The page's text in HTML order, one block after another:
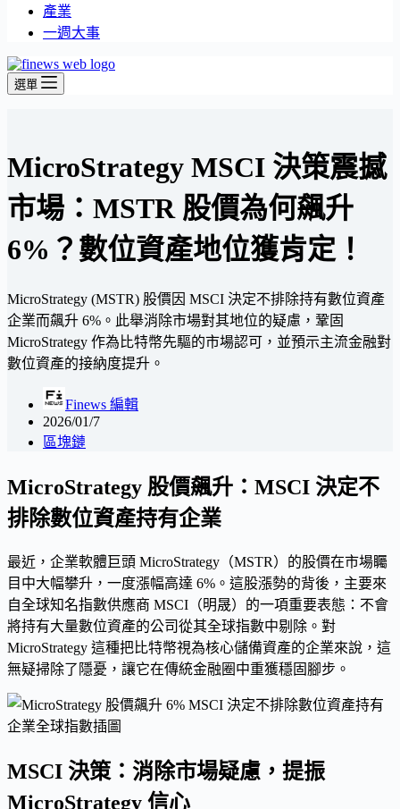
產業
一週大事
選單
MicroStrategy MSCI 決策震撼
市場：MSTR 股價為何飆升
6%？數位資產地位獲肯定！
MicroStrategy (MSTR) 股價因 MSCI 決定不排除持有數位資產
企業而飆升 6%。此舉消除市場對其地位的疑慮，鞏固
MicroStrategy 作為比特幣先驅的市場認可，並預示主流金融對
數位資產的接納度提升。
Finews 編輯
2026/01/7
區塊鏈
MicroStrategy 股價飆升：MSCI 決定不
排除數位資產持有企業
最近，企業軟體巨頭 MicroStrategy（MSTR）的股價在市場矚
目中大幅攀升，一度漲幅高達 6%。這股漲勢的背後，主要來
自全球知名指數供應商 MSCI（明晟）的一項重要表態：不會
將持有大量數位資產的公司從其全球指數中剔除。對
MicroStrategy 這種把比特幣視為核心儲備資產的企業來說，這
無疑掃除了隱憂，讓它在傳統金融圈中重獲穩固腳步。
MSCI 決策：消除市場疑慮，提振
MicroStrategy 信心